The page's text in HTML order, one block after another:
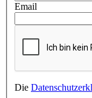
Email
Die